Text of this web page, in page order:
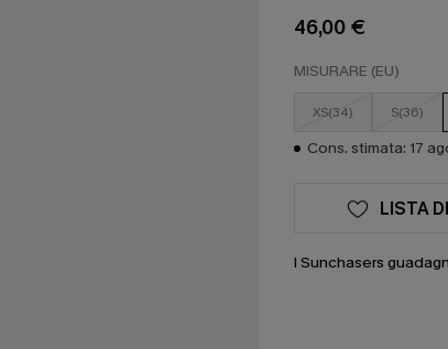
46,00 €
MISURARE (EU)
XS(34) S(36)
Cons. stimata: 17
LISTA
I Sunchasers